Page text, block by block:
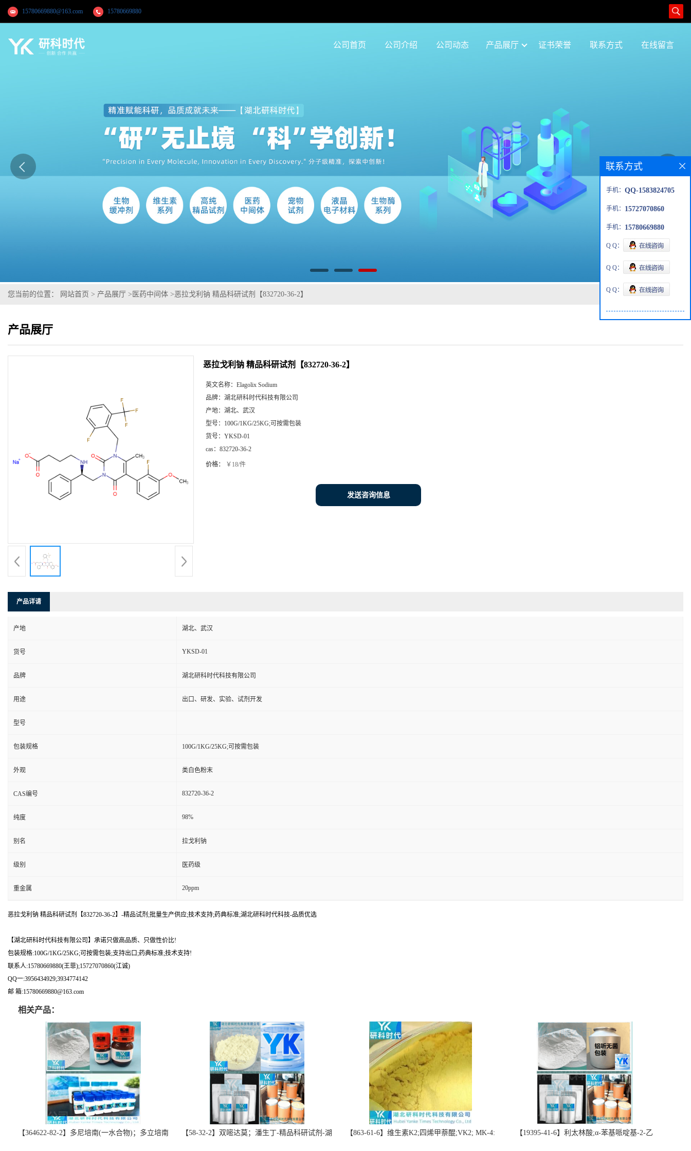
15780669880@163.com 15780669880
公司首页 公司介绍 公司动态 产品展厅 证书荣誉 联系方式 在线留言
您当前的位置： 网站首页 > 产品展厅 > 医药中间体 >恶拉戈利钠 精品科研试剂【832720-36-2】
产品展厅
恶拉戈利钠 精品科研试剂【832720-36-2】
英文名称： Elagolix Sodium
品牌： 湖北研科时代科技有限公司
产地： 湖北、武汉
型号： 100G/1KG/25KG;可按需包装
货号： YKSD-01
cas： 832720-36-2
价格： ￥18/件
发送咨询信息
产品详请
产地 湖北、武汉
货号 YKSD-01
品牌 湖北研科时代科技有限公司
用途 出口、研发、实验、试剂开发
型号
包装规格 100G/1KG/25KG;可按需包装
外观 类白色粉末
CAS编号 832720-36-2
纯度 98%
别名 拉戈利钠
级别 医药级
重金属 20ppm
恶拉戈利钠 精品科研试剂【832720-36-2】-精品试剂;批量生产供应;技术支持;药典标准;湖北研科时代科技-品质优选
【湖北研科时代科技有限公司】承诺只做高品质、只做性价比!
包装规格:100G/1KG/25KG;可按需包装;支持出口;药典标准;技术支持!
联系人:15780669880(王菲);15727070860(江诚)
QQ一:3956434929;3934774142
邮 箱:15780669880@163.com
相关产品：
【364622-82-2】多尼培南(一水合物)；多立培南
【58-32-2】双嘧达莫；潘生丁-精品科研试剂-湖
【863-61-6】维生素K2;四烯甲萘醌;VK2; MK-4:
【19395-41-6】利太林酸;α-苯基哌啶基-2-乙
联系方式
手机： QQ-1583824705
手机： 15727070860
手机： 15780669880
Q Q：
Q Q：
Q Q：